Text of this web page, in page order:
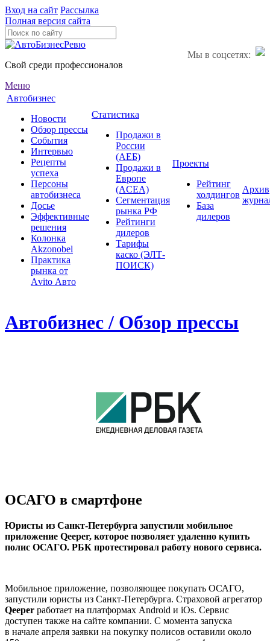
Вход на сайт Рассылка
Полная версия сайта
Мы в соцсетях:
Свой среди профессионалов
Меню
Автобизнес
Новости
Обзор прессы
События
Интервью
Рецепты
успеха
Персоны
автобизнеса
Досье
Эффективные
решения
Колонка
Akzonobel
Практика
рынка от
Аvito Авто
Статистика
Продажи в
России
(АЕБ)
Продажи в
Европе
(ACEA)
Сегментация
рынка РФ
Рейтинги
дилеров
Тарифы
каско (ЭЛТ-
ПОИСК)
Проекты
Рейтинг
холдингов
База
дилеров
Архив
Автобизнес / Обзор прессы
ОСАГО в смартфоне
Юристы из Санкт-Петербурга запустили мобильное
приложение Qeeper, которое позволяет удаленно купить
полис ОСАГО. РБК протестировал работу нового сервиса.
Мобильное приложение, позволяющее покупать ОСАГО,
запустили юристы из Санкт-Петербурга. Страховой агрегатор
Qeeper работает на платформах Android и iOs. Сервис
доступен также на сайте компании. С момента запуска
в начале апреля заявки на покупку полисов оставили около